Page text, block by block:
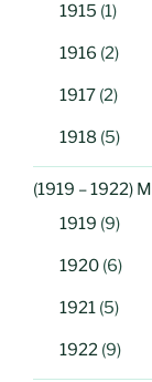
1915 (1)
1916 (2)
1917 (2)
1918 (5)
(1919 – 1922)
1919 (9)
1920 (6)
1921 (5)
1922 (9)